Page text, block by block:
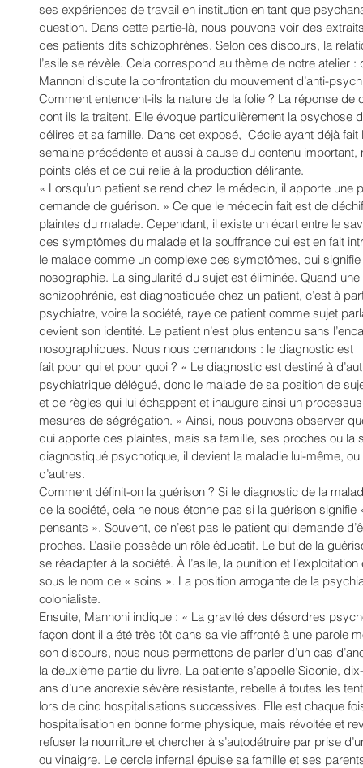
ses expériences de travail en institution en tant que
question. Dans cette partie-là, nous pouvons voir des
des patients dits schizophrènes. Selon ces discours, la
l’asile se révèle. Cela correspond au thème de notre atelier
Mannoni discute la confrontation du mouvement d’anti-
Comment entendent-ils la nature de la folie ? La réponse
dont ils la traitent. Elle évoque particulièrement la psychose
délires et sa famille. Dans cet exposé,  Céclie ayant déjà
semaine précédente et aussi à cause du contenu
points clés et ce qui relie à la production délirante.
« Lorsqu’un patient se rend chez le médecin, il apporte une
demande de guérison. » Ce que le médecin fait est de
plaintes du malade. Cependant, il existe un écart entre le
des symptômes du malade et la souffrance qui est en fait
le malade comme un complexe des symptômes, qui
nosographie. La singularité du sujet est éliminée. Quand
schizophrénie, est diagnostiquée chez un patient, c’est à
psychiatre, voire la société, raye ce patient comme sujet
devient son identité. Le patient n’est plus entendu sans
nosographiques. Nous nous demandons : le diagnostic est
fait pour qui et pour quoi ? « Le diagnostic est destiné à
psychiatrique délégué, donc le malade de sa position de
et de règles qui lui échappent et inaugure ainsi un
mesures de ségrégation. » Ainsi, nous pouvons observer
qui apporte des plaintes, mais sa famille, ses proches ou la
diagnostiqué psychotique, il devient la maladie lui-même,
d’autres.
Comment définit-on la guérison ? Si le diagnostic de la
de la société, cela ne nous étonne pas si la guérison
pensants ». Souvent, ce n’est pas le patient qui demande
proches. L’asile possède un rôle éducatif. Le but de la
se réadapter à la société. À l’asile, la punition et
sous le nom de « soins ». La position arrogante de la
colonialiste.
Ensuite, Mannoni indique : « La gravité des désordres
façon dont il a été très tôt dans sa vie affronté à une parole
son discours, nous nous permettons de parler d’un cas
la deuxième partie du livre. La patiente s’appelle Sidonie,
ans d’une anorexie sévère résistante, rebelle à toutes les
lors de cinq hospitalisations successives. Elle est chaque
hospitalisation en bonne forme physique, mais révoltée et
refuser la nourriture et chercher à s’autodétruire par prise
ou vinaigre. Le cercle infernal épuise sa famille et ses